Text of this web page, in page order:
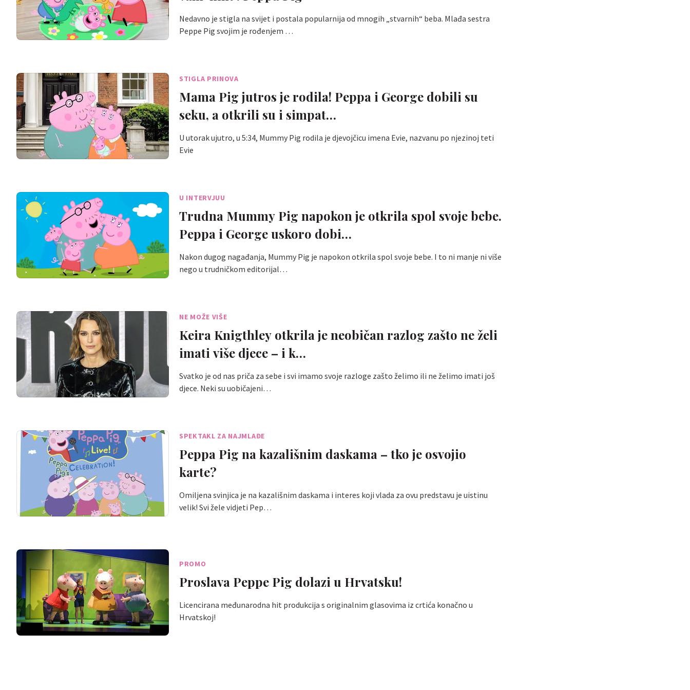
Nedavno je stigla na svijet i postala popularnija od mnogih „stvarnih“ beba. Mlađa sestra
Peppe Pig svojim je rođenjem …
STIGLA PRINOVA
Mama Pig jutros je rodila! Peppa i George dobili su
seku, a otkrili su i simpat…
U utorak ujutro, u 5:34, Mummy Pig rodila je djevojčicu imena Evie, nazvanu po njezinoj teti
Evie
U INTERVJUU
Trudna Mummy Pig napokon je otkrila spol svoje bebe.
Peppa i George uskoro dobi…
Nakon dugog nagađanja, Mummy Pig je napokon otkrila spol svoje bebe. I to ni manje ni više
nego u trudničkom editorijal…
NE MOŽE VIŠE
Keira Knigthley otkrila je neobičan razlog zašto ne želi
imati više djece – i k…
Svatko je od nas priča za sebe i svi imamo svoje razloge zašto želimo ili ne želimo imati još
djece. Neki su uobičajeni…
SPEKTAKL ZA NAJMLAĐE
Peppa Pig na kazališnim daskama – tko je osvojio
karte?
Omiljena svinjica je na kazališnim daskama i interes koji vlada za ovu predstavu je uistinu
velik! Svi žele vidjeti Pep…
PROMO
Proslava Peppe Pig dolazi u Hrvatsku!
Licencirana međunarodna hit produkcija s originalnim glasovima iz crtića konačno u
Hrvatskoj!